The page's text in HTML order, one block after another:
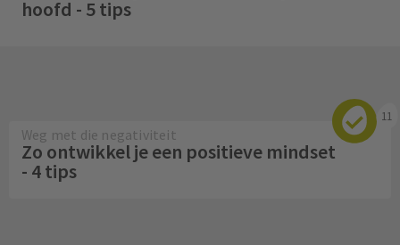
hoofd - 5 tips
11
Weg met die negativiteit
Zo ontwikkel je een positieve mindset
- 4 tips